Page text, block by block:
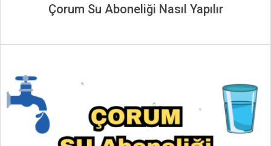
Çorum Su Aboneliği Nasıl Yapılır